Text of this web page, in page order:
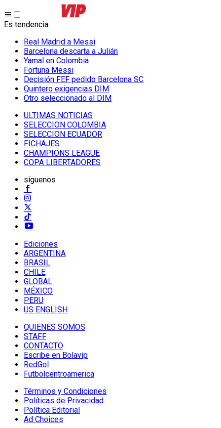
Es tendencia:
Real Madrid a Messi
Barcelona descarta a Julián
Yamal en Colombia
Fortuna Messi
Decisión FEF pedido Barcelona SC
Quintero exigencias DIM
Otro seleccionado al DIM
ULTIMAS NOTICIAS
SELECCION COLOMBIA
SELECCION ECUADOR
FICHAJES
CHAMPIONS LEAGUE
COPA LIBERTADORES
síguenos
Ediciones
ARGENTINA
BRASIL
CHILE
GLOBAL
MÉXICO
PERU
US ENGLISH
QUIENES SOMOS
STAFF
CONTACTO
Escribe en Bolavip
RedGol
Futbolcentroamerica
Términos y Condiciones
Políticas de Privacidad
Política Editorial
Ad Choices